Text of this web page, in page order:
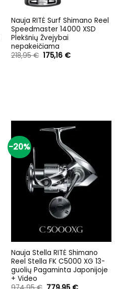
Nauja RITĖ Surf Shimano Reel
Speedmaster 14000 XSD
Plekšnių Žvejybai
nepakeičiama
218,95€ Original
price
175,16 €Current
-20%
Nauja Stella RITĖ Shimano
Reel Stella FK C5000 XG 13-
guolių Pagaminta Japonijoje
+ Video